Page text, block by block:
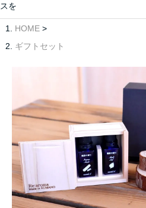
スを
HOME >
ギフトセット